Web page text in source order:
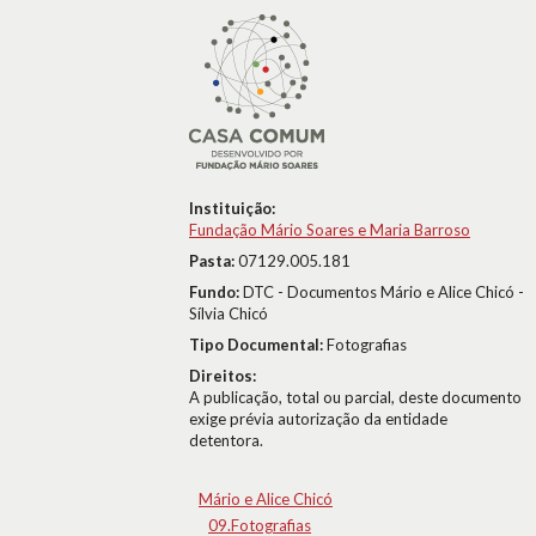
Instituição:
Fundação Mário Soares e Maria Barroso
Pasta:07129.005.181
Fundo:DTC - Documentos Mário e Alice Chicó -
Sílvia Chicó
Tipo Documental:Fotografias
Direitos:
A publicação, total ou parcial, deste documento
exige prévia autorização da entidade
detentora.
Mário e Alice Chicó
09.Fotografias